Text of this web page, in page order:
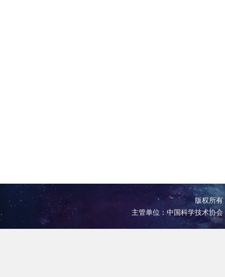
版权所
主管单位：中国科学技术协